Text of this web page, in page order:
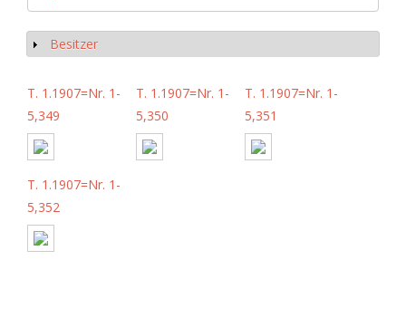
Show
Besitzer
T. 1.1907=Nr. 1-
5,349
T. 1.1907=Nr. 1-
5,350
T. 1.1907=Nr. 1-
5,351
T. 1.1907=Nr. 1-
5,352